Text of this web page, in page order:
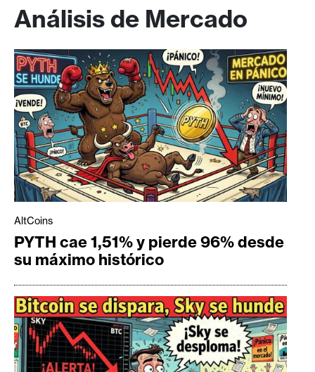
Análisis de Mercado
AltCoins
PYTH cae 1,51% y pierde 96% desde
su máximo histórico